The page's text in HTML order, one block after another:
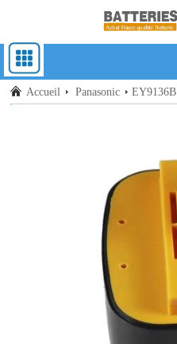
Accueil Panasonic EY9136B